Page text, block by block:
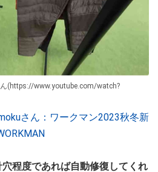
(https://www.youtube.com/watch?
さん：ワークマン2023秋冬新
程度であれば自動修復してくれ